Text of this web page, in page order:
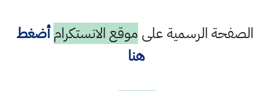
الصفحة الرسمية على موقع الانستكرام أضغط
هنا